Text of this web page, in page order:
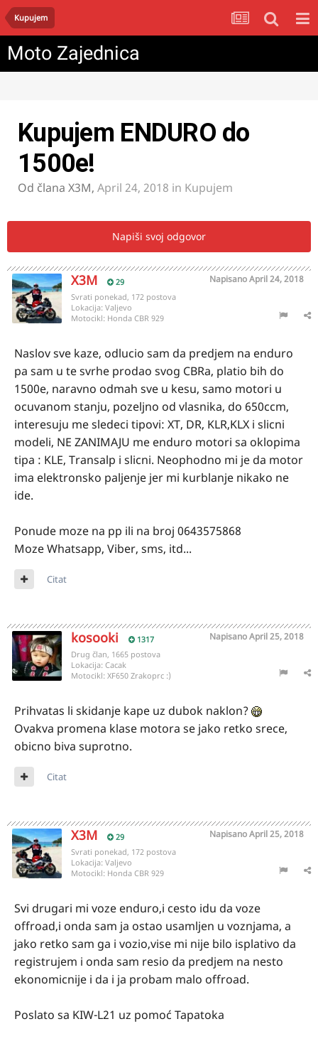
Kupujem
Moto Zajednica
Kupujem ENDURO do
1500e!
Od člana X3M, April 24, 2018 in Kupujem
Napiši svoj odgovor
X3M 29 NapisanoApril 24, 2018
Svrati ponekad, 172 postova
Lokacija: Valjevo
Motocikl: Honda CBR 929
Naslov sve kaze, odlucio sam da predjem na enduro
pa sam u te svrhe prodao svog CBRa, platio bih do
1500e, naravno odmah sve u kesu, samo motori u
ocuvanom stanju, pozeljno od vlasnika, do 650ccm,
interesuju me sledeci tipovi: XT, DR, KLR,KLX i slicni
modeli, NE ZANIMAJU me enduro motori sa oklopima
tipa : KLE, Transalp i slicni. Neophodno mi je da motor
ima elektronsko paljenje jer mi kurblanje nikako ne
ide.
Ponude moze na pp ili na broj 0643575868
Moze Whatsapp, Viber, sms, itd...
Citat
kosooki 1317 NapisanoApril 25, 2018
Drug član, 1665 postova
Lokacija: Cacak
Motocikl: XF650 Zrakoprc :)
Prihvatas li skidanje kape uz dubok naklon?
Ovakva promena klase motora se jako retko srece,
obicno biva suprotno.
Citat
X3M 29 NapisanoApril 25, 2018
Svrati ponekad, 172 postova
Lokacija: Valjevo
Motocikl: Honda CBR 929
Svi drugari mi voze enduro,i cesto idu da voze
offroad,i onda sam ja ostao usamljen u voznjama, a
jako retko sam ga i vozio,vise mi nije bilo isplativo da
registrujem i onda sam resio da predjem na nesto
ekonomicnije i da i ja probam malo offroad.
Poslato sa KIW-L21 uz pomoć Tapatoka